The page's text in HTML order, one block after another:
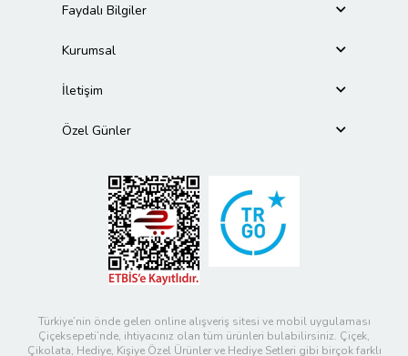
Faydalı Bilgiler
Kurumsal
İletişim
Özel Günler
Türkiye’nin önde gelen online alışveriş sitesi ve mobil uygulaması
Çiçeksepeti’nde, ihtiyacınız olan tüm ürünleri bulabilirsiniz. Çiçek,
Çikolata, Hediye, Kişiye Özel Ürünler ve Hediye Setleri gibi birçok farklı